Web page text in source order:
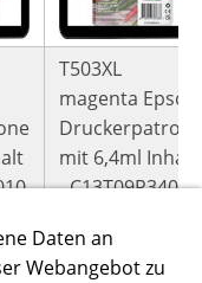
T503XL
magenta Epson
Druckerpatrone
mit 6,4ml Inhalt
- C13T09R34010
Daten an
Webangebot zu